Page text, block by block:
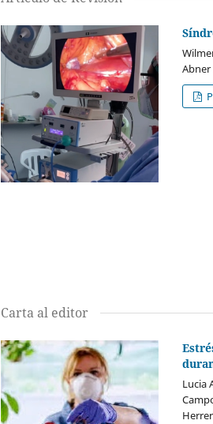
Abner
Carta al editor
Lucia